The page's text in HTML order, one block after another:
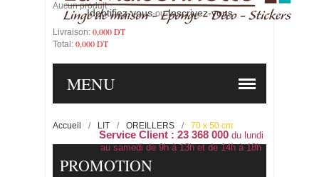
Identifiez-vous-ou-Inscrivez-vous
Aucun produit
Livraison: 0,000 DT
Total: 0,000 DT
Service Client : 23 368 000du lundi
au samedi de 9h à 13h et de 14h à 18h
MENU
Accueil / LIT / OREILLERS / 70 x 50 cm
PROMOTION